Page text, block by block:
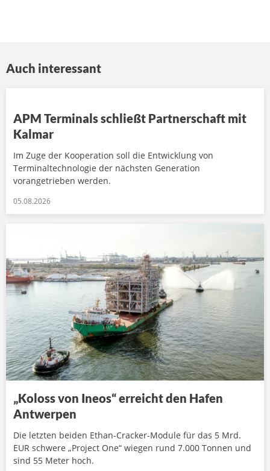
Auch interessant
APM Terminals schließt Partnerschaft mit
Kalmar
Im Zuge der Kooperation soll die Entwicklung von
Terminaltechnologie der nächsten Generation
vorangetrieben werden.
05.08.2026
„Koloss von Ineos“ erreicht den Hafen
Antwerpen
Die letzten beiden Ethan-Cracker-Module für das 5 Mrd.
EUR schwere „Project One“ wiegen rund 7.000 Tonnen und
sind 55 Meter hoch.